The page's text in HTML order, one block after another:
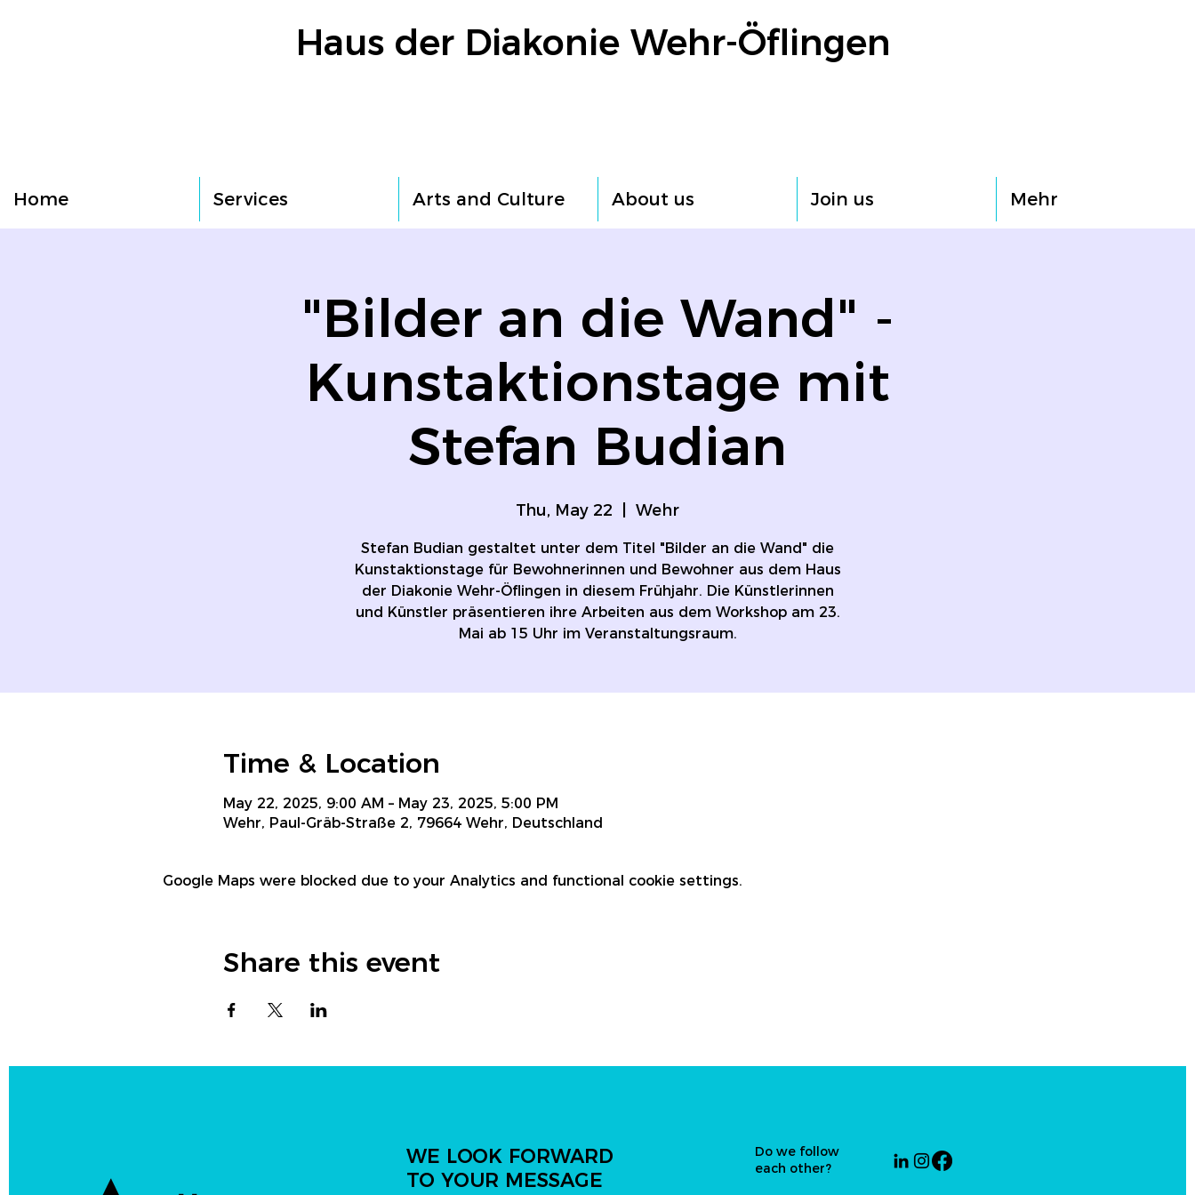
Haus der Diakonie Wehr-Öflingen
Home Services Arts and Culture About us Join us Mehr
"Bilder an die Wand" -
Kunstaktionstage mit
Stefan Budian
Thu, May 22 Wehr
Stefan Budian gestaltet unter dem Titel "Bilder an die Wand" die
Kunstaktionstage für Bewohnerinnen und Bewohner aus dem Haus
der Diakonie Wehr-Öflingen in diesem Frühjahr. Die Künstlerinnen
und Künstler präsentieren ihre Arbeiten aus dem Workshop am 23.
Mai ab 15 Uhr im Veranstaltungsraum.
Time & Location
May 22, 2025, 9:00 AM – May 23, 2025, 5:00 PM
Wehr, Paul-Gräb-Straße 2, 79664 Wehr, Deutschland
Google Maps were blocked due to your Analytics and functional cookie settings.
Share this event
WE LOOK FORWARD
TO YOUR MESSAGE
Do we follow
each other?